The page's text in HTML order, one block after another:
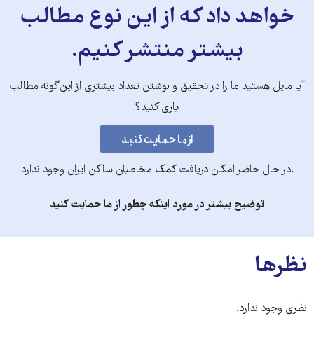
خواهد داد که از این نوع مطالب
بیشتر منتشر کنیم.
آیا مایل هستید ما را در تحقیق و نوشتن تعداد بیشتری از این‌گونه مطالب
یاری کنید؟
.در حال حاضر امکان دریافت کمک مخاطبان ساکن ایران وجود ندارد
توضیح بیشتر در مورد اینکه چطور از ما حمایت کنید
نظرها
نظری وجود ندارد.